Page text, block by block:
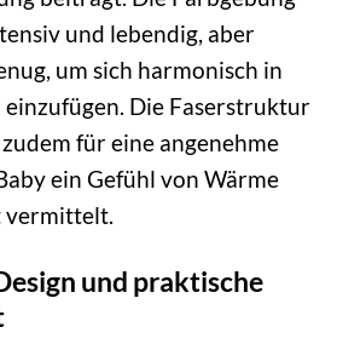
und lebendig, aber
um sich harmonisch in
einzufügen. Die Faserstruktur
für eine angenehme
ein Gefühl von Wärme
vermittelt.
und praktische